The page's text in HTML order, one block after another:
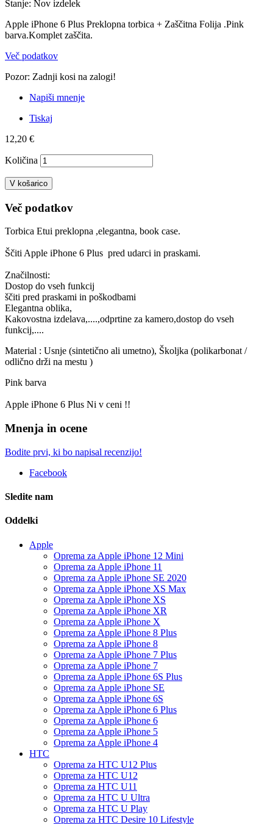
Stanje: Nov izdelek
Apple iPhone 6 Plus Preklopna torbica + Zaščitna Folija .Pink
barva.Komplet zaščita.
Več podatkov
Pozor: Zadnji kosi na zalogi!
Napiši mnenje
Tiskaj
12,20 €
Količina
V košarico
Več podatkov
Torbica Etui preklopna ,elegantna, book case.
Ščiti Apple iPhone 6 Plus pred udarci in praskami.
Značilnosti:
Dostop do vseh funkcij
ščiti pred praskami in poškodbami
Elegantna oblika,
Kakovostna izdelava,....,odprtine za kamero,dostop do vseh
funkcij,....
Material : Usnje (sintetično ali umetno), Školjka (polikarbonat /
odlično drži na mestu )
Pink barva
Apple iPhone 6 Plus Ni v ceni !!
Mnenja in ocene
Bodite prvi, ki bo napisal recenzijo!
Facebook
Sledite nam
Oddelki
Apple
Oprema za Apple iPhone 12 Mini
Oprema za Apple iPhone 11
Oprema za Apple iPhone SE 2020
Oprema za Apple iPhone XS Max
Oprema za Apple iPhone XS
Oprema za Apple iPhone XR
Oprema za Apple iPhone X
Oprema za Apple iPhone 8 Plus
Oprema za Apple iPhone 8
Oprema za Apple iPhone 7 Plus
Oprema za Apple iPhone 7
Oprema za Apple iPhone 6S Plus
Oprema za Apple iPhone SE
Oprema za Apple iPhone 6S
Oprema za Apple iPhone 6 Plus
Oprema za Apple iPhone 6
Oprema za Apple iPhone 5
Oprema za Apple iPhone 4
HTC
Oprema za HTC U12 Plus
Oprema za HTC U12
Oprema za HTC U11
Oprema za HTC U Ultra
Oprema za HTC U Play
Oprema za HTC Desire 10 Lifestyle